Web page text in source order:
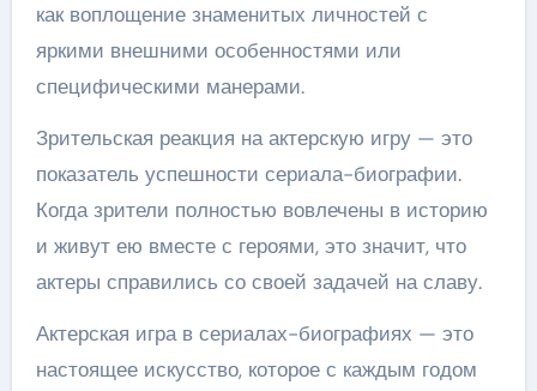
как воплощение знаменитых личностей с
яркими внешними особенностями или
специфическими манерами.
Зрительская реакция на актерскую игру — это
показатель успешности сериала-биографии.
Когда зрители полностью вовлечены в историю
и живут ею вместе с героями, это значит, что
актеры справились со своей задачей на славу.
Актерская игра в сериалах-биографиях — это
настоящее искусство, которое с каждым годом